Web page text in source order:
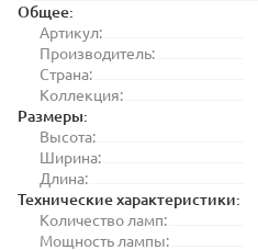
Общее:
Артикул:
Производитель:
Страна:
Коллекция:
Размеры:
Высота:
Ширина:
Длина:
Технические характеристики:
Количество ламп:
Мощность лампы: